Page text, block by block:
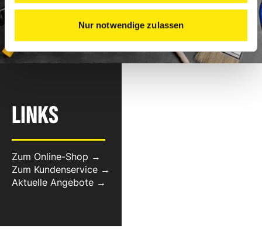
Nur notwendige zulassen
LINKS
Zum Online-Shop →
Zum Kundenservice →
Aktuelle Angebote →